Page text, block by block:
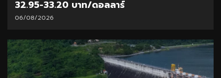
32.95-33.20 บาท/ดอลลาร์
06/08/2026